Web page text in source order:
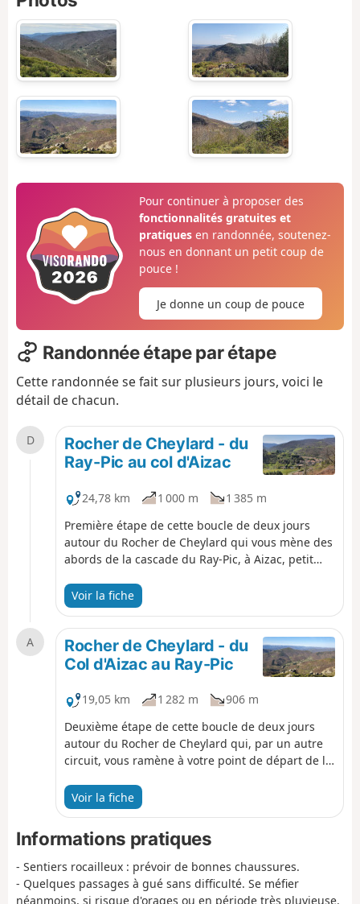
Pour continuer à proposer des
fonctionnalités gratuites et
pratiquesen randonnée, soutenez-
nous en donnant un petit coup de
pouce !
Je donne un coup de pouce
Randonnée étape par étape
Cette randonnée se fait sur plusieurs jours, voici le
détail de chacun.
D
Rocher de Cheylard - du
Ray-Pic au col d'Aizac
24,78 km 1 000 m
1 385 m
Première étape de cette boucle de deux jours
autour du Rocher de Cheylard qui vous mène des
abords de la cascade du Ray-Pic, à Aizac, petit
col, entre Volane et Besorgues. Forêts de hêtres,
landes à genêts, châtaigniers, voies romaines,
torrents aux eaux limpides, cols aux vues
imprenables ... vous cheminez du plateau
ardéchois vers la basse Ardèche.
Voir la fiche
A
Rocher de Cheylard - du
Col d'Aizac au Ray-Pic
19,05 km 1 282 m
906 m
Deuxième étape de cette boucle de deux jours
autour du Rocher de Cheylard qui, par un autre
circuit, vous ramène à votre point de départ de la
au sommet du massif du Rouyon, plongez vers la
Besorgues pour remonter sur l'autre versant vers
le plateau ardéchois : ici, les genêts laissent la
place aux myrtilles sauvages.
Voir la fiche
Informations pratiques
- Sentiers rocailleux : prévoir de bonnes chaussures.
- Quelques passages à gué sans difficulté. Se méfier
néanmoins, si risque d'orages ou en période très pluvieuse.